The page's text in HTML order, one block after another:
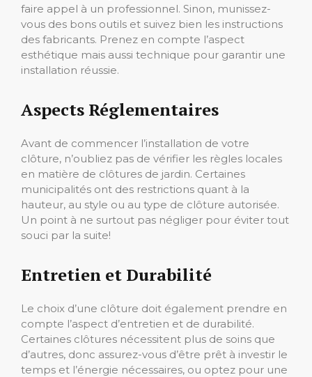
faire appel à un professionnel. Sinon, munissez-
vous des bons outils et suivez bien les instructions
des fabricants. Prenez en compte l’aspect
esthétique mais aussi technique pour garantir une
installation réussie.
Aspects Réglementaires
Avant de commencer l’installation de votre
clôture, n’oubliez pas de vérifier les règles locales
en matière de clôtures de jardin. Certaines
municipalités ont des restrictions quant à la
hauteur, au style ou au type de clôture autorisée.
Un point à ne surtout pas négliger pour éviter tout
souci par la suite!
Entretien et Durabilité
Le choix d’une clôture doit également prendre en
compte l’aspect d’entretien et de durabilité.
Certaines clôtures nécessitent plus de soins que
d’autres, donc assurez-vous d’être prêt à investir le
temps et l’énergie nécessaires, ou optez pour une